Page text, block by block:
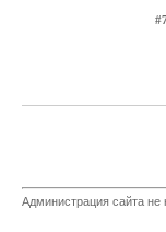
Администрация сайта